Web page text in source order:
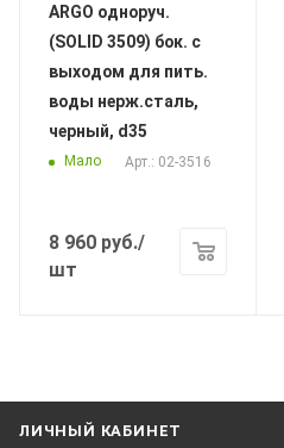
ARGO одноруч.
(SOLID 3509) бок. с
выходом для пить.
воды нерж.сталь,
черный, d35
Мало Арт.: 02-3516
8 960 руб./
шт
ЛИЧНЫЙ КАБИНЕТ